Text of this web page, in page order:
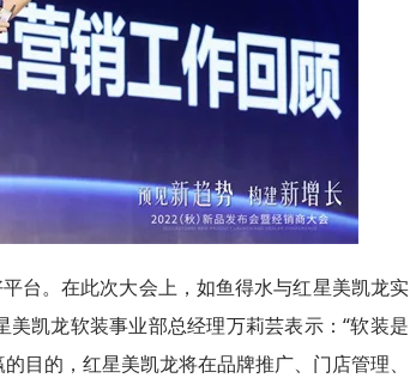
台。在此次大会上，如鱼得水与红星美凯龙实
凯龙软装事业部总经理万莉芸表示：“软装是
目的，红星美凯龙将在品牌推广、门店管理、